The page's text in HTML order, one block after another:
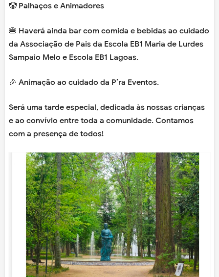
🤡 Palhaços e Animadores
🍔 Haverá ainda bar com comida e bebidas ao cuidado
da Associação de Pais da Escola EB1 Maria de Lurdes
Sampaio Melo e Escola EB1 Lagoas.
🎉 Animação ao cuidado da P’ra Eventos.
Será uma tarde especial, dedicada às nossas crianças
e ao convívio entre toda a comunidade. Contamos
com a presença de todos!